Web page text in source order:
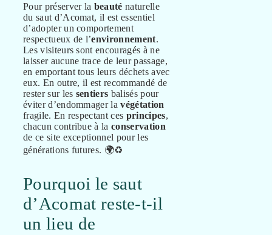
Pour préserver la beauté naturelle
du saut d’Acomat, il est essentiel
d’adopter un comportement
respectueux de l’environnement.
Les visiteurs sont encouragés à ne
laisser aucune trace de leur passage,
en emportant tous leurs déchets avec
eux. En outre, il est recommandé de
rester sur les sentiers balisés pour
éviter d’endommager lavégétation
fragile. En respectant ces principes,
chacun contribue à laconservation
de ce site exceptionnel pour les
générations futures. 🌍♻️
Pourquoi le saut
d’Acomat reste-t-il
un lieu de